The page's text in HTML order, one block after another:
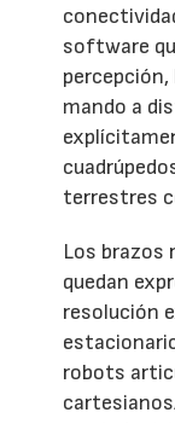
software
mando a
terrestres
Los brazos
quedan
resolución
robots